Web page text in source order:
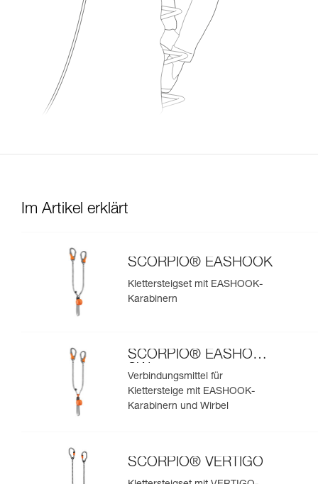
Im Artikel erklärt
SCORPIO® EASHOOK
Klettersteigset mit EASHOOK-
Karabinern
SCORPIO® EASHOOK
SW
Verbindungsmittel für
Klettersteige mit EASHOOK-
Karabinern und Wirbel
SCORPIO® VERTIGO